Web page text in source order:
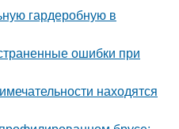
гардеробную в
ошибки при
находятся